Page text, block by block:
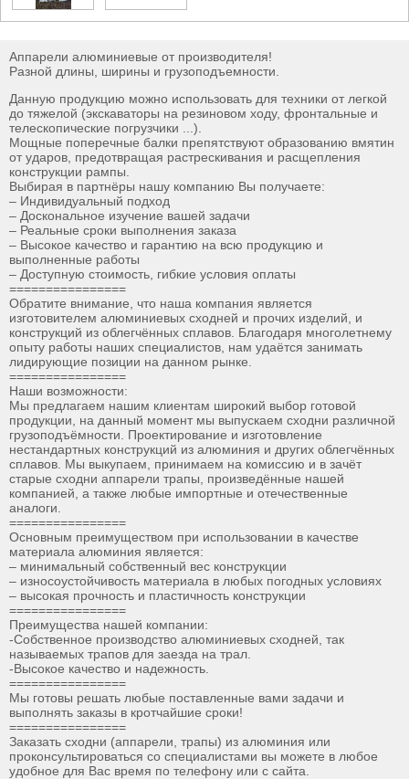
Аппарели алюминиевые от производителя!
Разной длины, ширины и грузоподъемности.
Данную продукцию можно использовать для техники от легкой
до тяжелой (экскаваторы на резиновом ходу, фронтальные и
телескопические погрузчики ...).
Мощные поперечные балки препятствуют образованию вмятин
от ударов, предотвращая растрескивания и расщепления
конструкции рампы.
Выбирая в партнёры нашу компанию Вы получаете:
– Индивидуальный подход
– Доскональное изучение вашей задачи
– Реальные сроки выполнения заказа
– Высокое качество и гарантию на всю продукцию и
выполненные работы
– Доступную стоимость, гибкие условия оплаты
================
Обратите внимание, что наша компания является
изготовителем алюминиевых сходней и прочих изделий, и
конструкций из облегчённых сплавов. Благодаря многолетнему
опыту работы наших специалистов, нам удаётся занимать
лидирующие позиции на данном рынке.
================
Наши возможности:
Мы предлагаем нашим клиентам широкий выбор готовой
продукции, на данный момент мы выпускаем сходни различной
грузоподъёмности. Проектирование и изготовление
нестандартных конструкций из алюминия и других облегчённых
сплавов. Мы выкупаем, принимаем на комиссию и в зачёт
старые сходни аппарели трапы, произведённые нашей
компанией, а также любые импортные и отечественные
аналоги.
================
Основным преимуществом при использовании в качестве
материала алюминия является:
– минимальный собственный вес конструкции
– износоустойчивость материала в любых погодных условиях
– высокая прочность и пластичность конструкции
================
Преимущества нашей компании:
-Собственное производство алюминиевых сходней, так
называемых трапов для заезда на трал.
-Высокое качество и надежность.
================
Мы готовы решать любые поставленные вами задачи и
выполнять заказы в кротчайшие сроки!
================
Заказать сходни (аппарели, трапы) из алюминия или
проконсультироваться со специалистами вы можете в любое
удобное для Вас время по телефону или с сайта.